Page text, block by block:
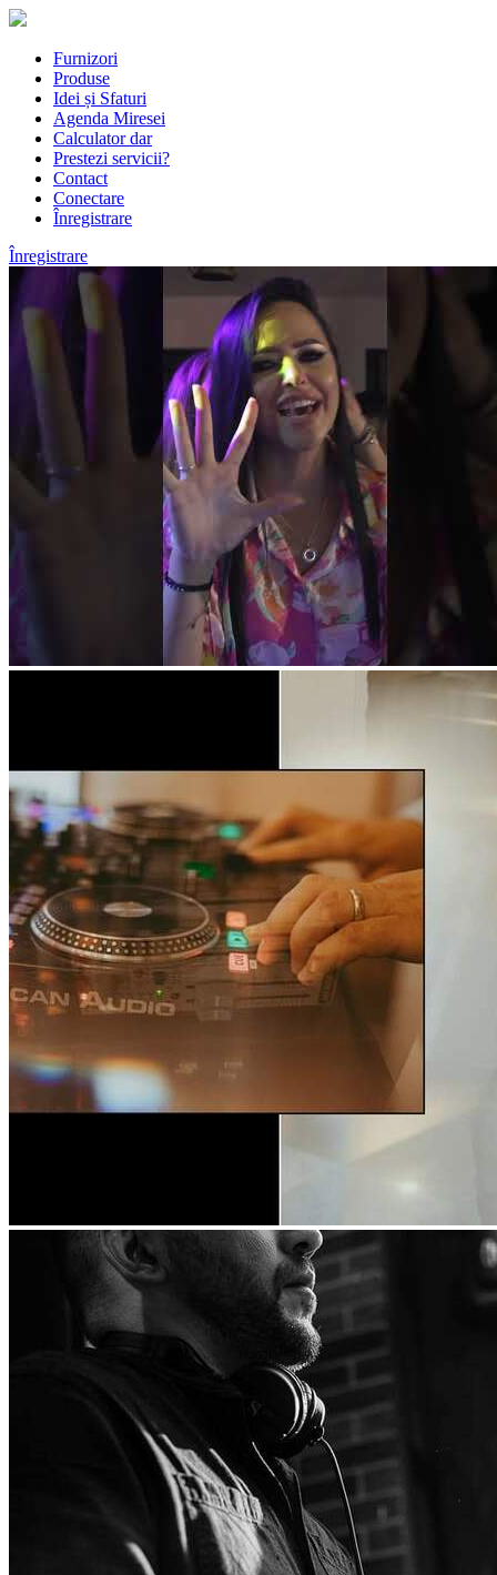
Furnizori
Produse
Idei și Sfaturi
Agenda Miresei
Calculator dar
Prestezi servicii?
Contact
Conectare
Înregistrare
Înregistrare